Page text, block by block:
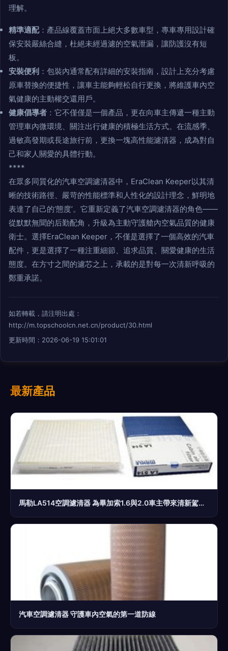
理解。
精準適配：產品線覆蓋市面上絕大多數車型，專車專用設計確
保安裝嚴絲合縫，杜絕未經過濾的空氣泄漏，讓防護沒有短
板。
安裝便利 ：包裝內通常配有詳細的安裝指南，設計上充分考慮
原車替換的便捷性，讓車主能夠輕松自行更換，將維護車內空
氣健康的主動權交還用戶。
健康倡導者 ：它不僅僅是一個產品，更在向車主傳遞一種主動
管理車內微環境、關注出行健康的積極生活方式。在流感季、
過敏高發期或長途旅行前，更換一塊高性能濾清器，成為對自
己和家人關愛的具體行動。
****
在眾多同質化的汽車空調濾清器中，EraClean Keeper以其清
晰的技術路徑、嚴苛的性能標準和人性化的設計理念，鮮明地
表達了自己的‘態度’。它重新定義了汽車空調濾清器的角色——
從默默無聞的后勤配角，升級為主動守護艙內空氣品質的健康
衛士。選擇EraClean Keeper，不僅是選擇了一個高效的汽車
配件，更是選擇了一種注重細節、追求品質、關愛健康的生活
態度。在方寸之間的濾芯之上，承載的是對每一次清新呼吸的
鄭重承諾。
如若轉載，請注明出處：
http://m.topschoolcn.net.cn/product/30.html
更新時間：2026-06-19 15:01:01
最新產品
馬勒LA514空調濾清器 為畢加索1.6與2.0車主帶來清新駕乘體驗
汽車空調濾清器 守護車內空氣的第一道防線